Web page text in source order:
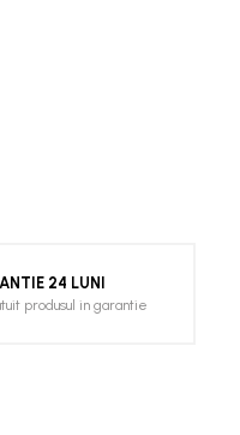
24 LUNI
produsul in garantie